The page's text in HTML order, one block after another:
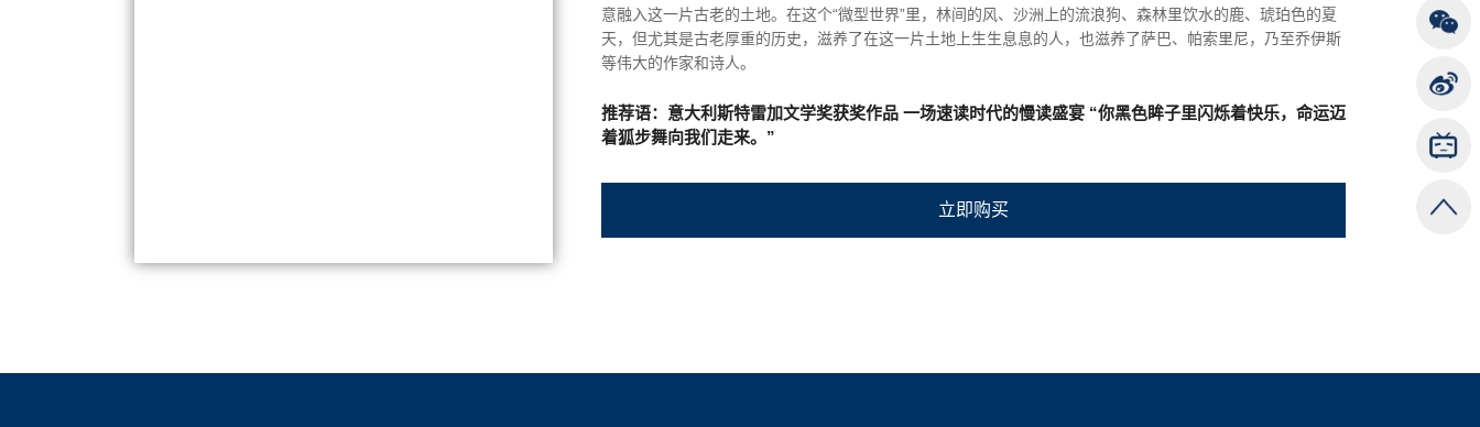
意融入这一片古老的土地。在这个“微型世界”里，林间的风、沙洲上的流浪狗、森林里饮水的鹿、琥珀色的夏
天，但尤其是古老厚重的历史，滋养了在这一片土地上生生息息的人，也滋养了萨巴、帕索里尼，乃至乔伊斯
等伟大的作家和诗人。
推荐语：意大利斯特雷加文学奖获奖作品 一场速读时代的慢读盛宴 “你黑色眸子里闪烁着快乐，命运迈
着狐步舞向我们走来。”
立即购买